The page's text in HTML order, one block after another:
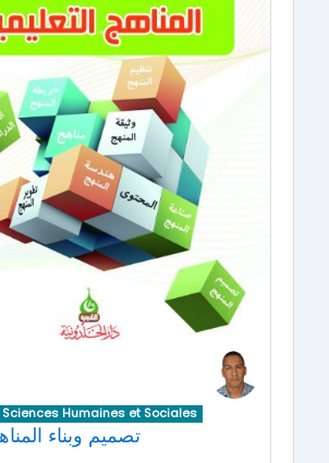
Humaines et Sociales
تصميم وبناء